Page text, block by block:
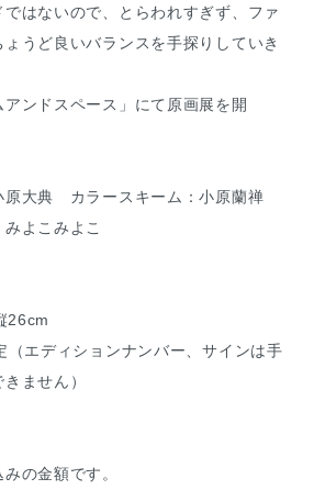
はないので、とらわれすぎず、ファ
うど良いバランスを手探りしていき
アンドスペース」にて原画展を開
原大典 カラースキーム：小原蘭禅
よこみよこ
26cm
エディションナンバー、サインは手
ません）
の金額です。